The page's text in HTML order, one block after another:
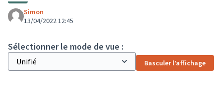
Simon
13/04/2022 12:45
Sélectionner le mode de vue :
Basculer l’affichage